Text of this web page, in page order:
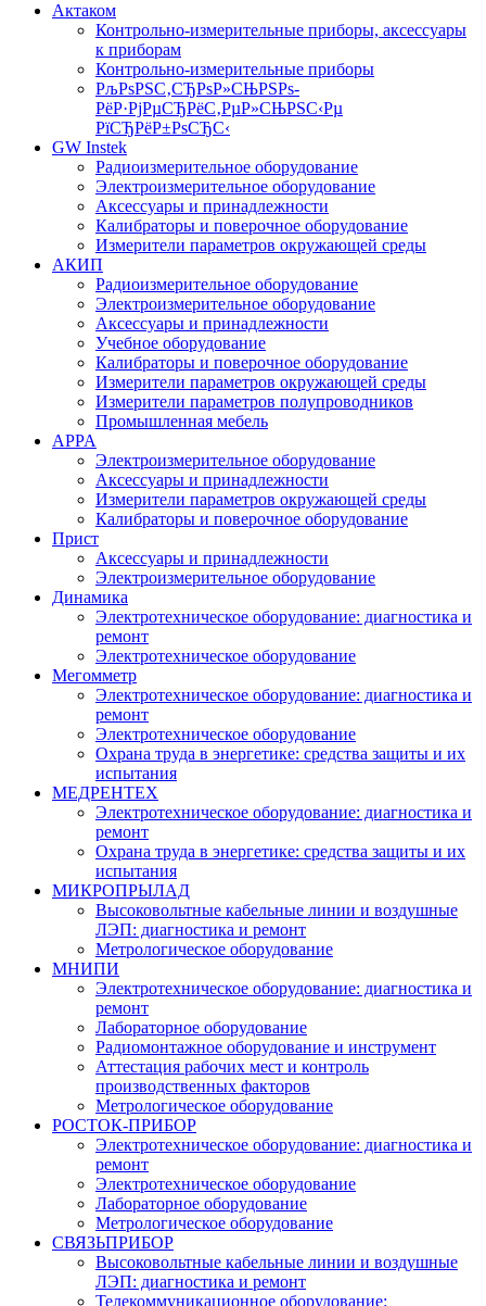
Актаком
Контрольно-измерительные приборы, аксессуары
к приборам
Контрольно-измерительные приборы
РљРѕРЅС‚СЂРѕР»СЊРЅРѕ-
РёР·РјРµСЂРёС‚РµР»СЊРЅС‹Рµ
РїСЂРёР±РѕСЂС‹
GW Instek
Радиоизмерительное оборудование
Электроизмерительное оборудование
Аксессуары и принадлежности
Калибраторы и поверочное оборудование
Измерители параметров окружающей среды
АКИП
Радиоизмерительное оборудование
Электроизмерительное оборудование
Аксессуары и принадлежности
Учебное оборудование
Калибраторы и поверочное оборудование
Измерители параметров окружающей среды
Измерители параметров полупроводников
Промышленная мебель
APPA
Электроизмерительное оборудование
Аксессуары и принадлежности
Измерители параметров окружающей среды
Калибраторы и поверочное оборудование
Прист
Аксессуары и принадлежности
Электроизмерительное оборудование
Динамика
Электротехническое оборудование: диагностика и
ремонт
Электротехническое оборудование
Мегомметр
Электротехническое оборудование: диагностика и
ремонт
Электротехническое оборудование
Охрана труда в энергетике: средства защиты и их
испытания
МЕДРЕНТЕХ
Электротехническое оборудование: диагностика и
ремонт
Охрана труда в энергетике: средства защиты и их
испытания
МИКРОПРЫЛАД
Высоковольтные кабельные линии и воздушные
ЛЭП: диагностика и ремонт
Метрологическое оборудование
МНИПИ
Электротехническое оборудование: диагностика и
ремонт
Лабораторное оборудование
Радиомонтажное оборудование и инструмент
Аттестация рабочих мест и контроль
производственных факторов
Метрологическое оборудование
РОСТОК-ПРИБОР
Электротехническое оборудование: диагностика и
ремонт
Электротехническое оборудование
Лабораторное оборудование
Метрологическое оборудование
СВЯЗЬПРИБОР
Высоковольтные кабельные линии и воздушные
ЛЭП: диагностика и ремонт
Телекоммуникационное оборудование: